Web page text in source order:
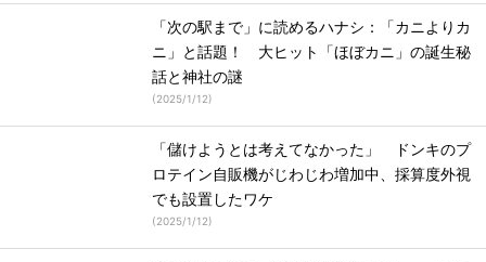
「次の駅まで」に読めるハナシ：「カニよりカ
ニ」と話題！ 大ヒット「ほぼカニ」の誕生秘
話と神社の謎
(2025/1/12)
「儲けようとは考えてなかった」 ドンキのプ
ロテイン自販機がじわじわ増加中、採算度外視
でも設置したワケ
(2025/1/12)